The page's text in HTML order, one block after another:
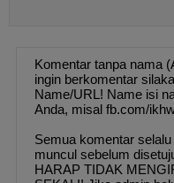
Komentar tanpa nama
ingin berkomentar
Name/URL! Name isi
Anda, misal fb.com/
Semua komentar
muncul sebelum
HARAP TIDAK